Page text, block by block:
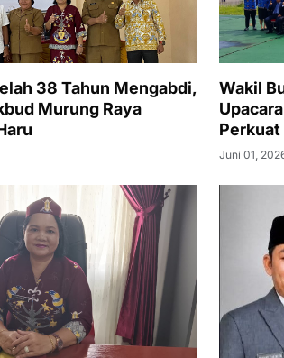
38 Tahun Mengabdi,
Murung Raya
Wakil
Perkuat
Juni 01,